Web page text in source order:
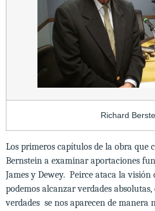
Richard
Los primeros capítulos de la obra que
Bernstein a examinar aportaciones
James y Dewey. Peirce ataca la visión
podemos alcanzar verdades
verdades se nos aparecen de manera